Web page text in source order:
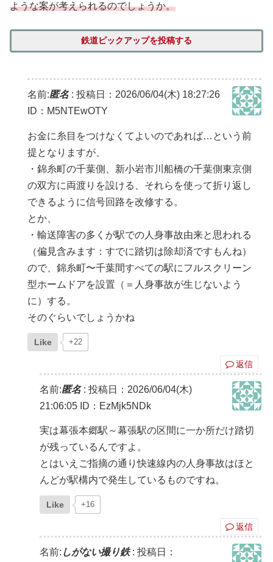
ような案が考えられるのでしょうか。
鉄道ピックアップを投稿する
名前:匿名: 投稿日：2026/06/04(木) 18:27:26
ID：M5NTEwOTY
お金に糸目をつけなくてよいのであれば…という前
提となりますが、
・錦糸町の千葉側、新小岩市川船橋の千葉側東京側
の双方に両渡りを設ける、それらを使って折り返し
できるように信号回路を改修する。
とか、
・輸送障害の多くが駅での人身事故由来と思われる
（偏見含みます：すでに踏切は除却済ですもんね）
ので、錦糸町〜千葉間すべての駅にフルスクリーン
型ホームドアを設置（＝人身事故が生じないよう
に）する。
そのぐらいでしょうかね
Like +22
返信
名前:匿名: 投稿日：2026/06/04(木)
21:06:05 ID：EzMjk5NDk
実は幕張本郷駅～幕張駅の区間に一か所だけ踏切
が残っているんですよ。
とはいえご指摘の通り快速線内の人身事故はほと
んどが駅構内で発生しているものですね。
Like +16
返信
名前: しがない撮り鉄: 投稿日：